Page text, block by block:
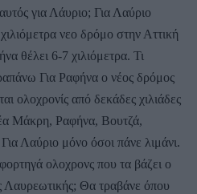
για Λάυριο; Για Λαύριο
νεο δρόμο στην Αττική
θέλει 6-7 χιλιόμετρα. Τι
Για Ραφήνα ο νέος δρόμος
ολοχρονίς από δεκάδες χιλιάδες
Μάκρη, Ραφήνα, Βουτζά,
Λαύριο μόνο όσοι πάνε λιμάνι.
ολοχρονς που τα βάζει ο
Λαυρεωτικής; Θα τραβάνε όπου